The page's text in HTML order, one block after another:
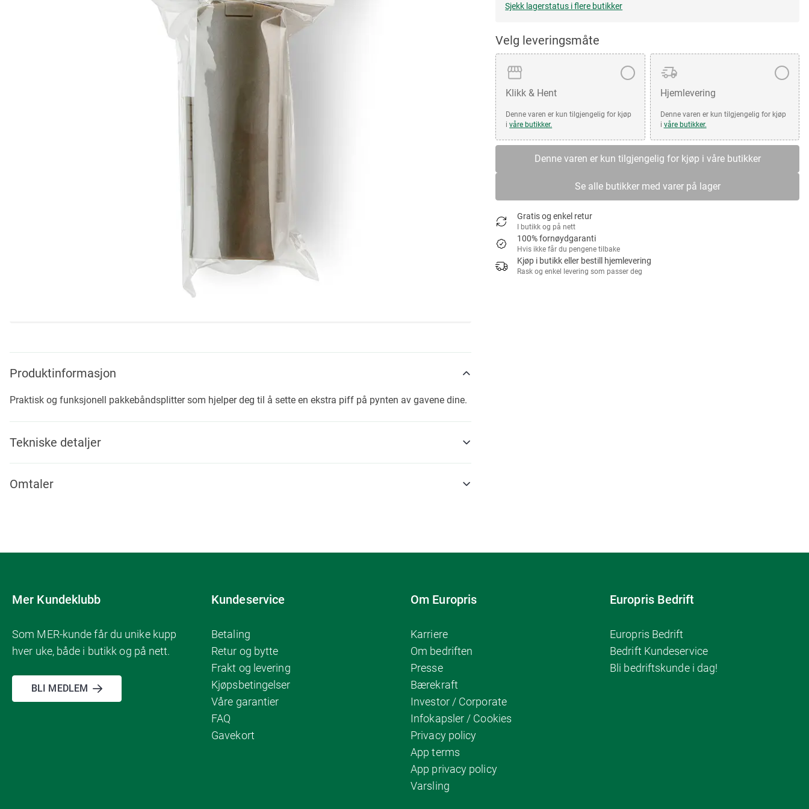
Sjekk lagerstatus i flere butikker
Velg leveringsmåte
Klikk & Hent
Denne varen er kun tilgjengelig for kjøp
ivåre butikker.
Hjemlevering
Denne varen er kun tilgjengelig for kjøp
i våre butikker.
Denne varen er kun tilgjengelig for kjøp i våre butikker
Se alle butikker med varer på lager
Gratis og enkel retur
I butikk og på nett
100% fornøydgaranti
Hvis ikke får du pengene tilbake
Kjøp i butikk eller bestill hjemlevering
Rask og enkel levering som passer deg
the
beginning
the
gallery
Produktinformasjon
Praktisk og funksjonell pakkebåndsplitter som hjelper deg til å sette en ekstra piff på pynten av gavene dine.
Tekniske detaljer
Omtaler
Mer Kundeklubb
Som MER-kunde får du unike kupp
hver uke, både i butikk og på nett.
BLI MEDLEM
Kundeservice
Betaling
Retur og bytte
Frakt og levering
Kjøpsbetingelser
Våre garantier
FAQ
Gavekort
Om Europris
Karriere
Om bedriften
Presse
Bærekraft
Investor / Corporate
Infokapsler / Cookies
Privacy policy
App terms
App privacy policy
Varsling
Europris Bedrift
Europris Bedrift
Bedrift Kundeservice
Bli bedriftskunde i dag!